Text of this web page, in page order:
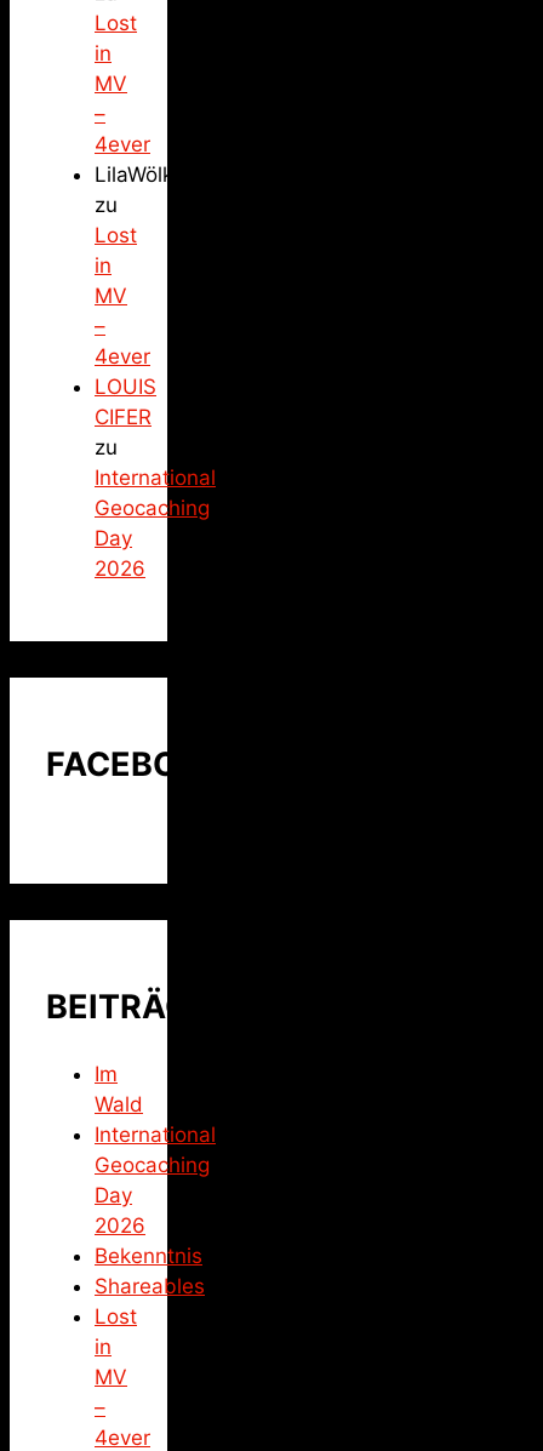
Lost
in
MV
–
4ever
LilaWölkchen
zu
Lost
in
MV
–
4ever
LOUIS
CIFER
zu
International
Geocaching
Day
2026
FACEBOOK
BEITRÄGE
Im
Wald
International
Geocaching
Day
2026
Bekenntnis
Shareables
Lost
in
MV
–
4ever